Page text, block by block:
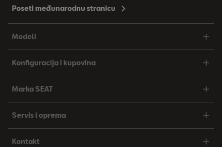
Poseti međunarodnu stranicu
Modeli
Konfiguracija i kupovina
Marka SEAT
Servis i oprema
Kontakt